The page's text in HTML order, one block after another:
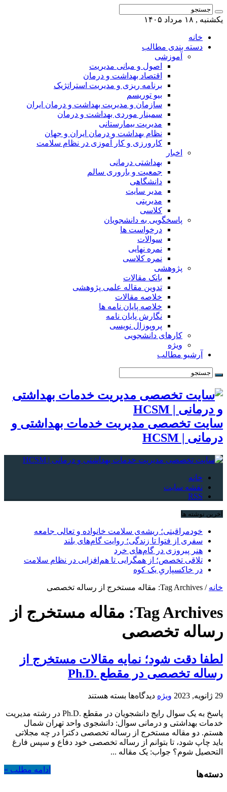
یکشنبه , ۱۸ مرداد ۱۴۰۵
خانه
دسته بندی مطالب
آموزشی
اصول و مبانی مدیریت
اقتصاد بهداشت و درمان
برنامه ریزی و مدیریت استراتژیک
بیو توریسم
سازمان و مدیریت بهداشت و درمان ایران
سمینار موردی بهداشت و درمان
مدیریت بیمارستانی
نظام بهداشت و درمان ایران و جهان
کارورزی و کار آموزی در نظام سلامت
اخبار
بهداشتی درمانی
جمعیت و باروری سالم
دانشگاهی
مدیر سایت
مدیریتی
کلاسی
پاسخگویی به دانشجویان
درخواست ها
سوالات
نمره نهایی
نمره کلاسی
پژوهشی
بانک مقالات
تدوین مقاله علمی پژوهشی
خلاصه مقالات
خلاصه پایان نامه ها
نگارش پایان نامه
پروپوزال نویسی
کارهای دانشجویی
ویژه
آرشیو مطالب
سایت تخصصی مدیریت خدمات بهداشتی و
درمانی | HCSM
خانه
نقشه سایت
RSS
آخرین نوشته ها
خودمراقبتی؛ ریشه‌ی سلامت خانواده و تعالی جامعه
سفری از فتوا تا زندگی؛ روایت گام‌های بلند
هنر پیروزی در گام‌های خرد
تلاقی تخصص؛ از همگرایی تا هم‌افزایی در نظام سلامت
در خاکسپاریِ یک کوه
خانه / Tag Archives: مقاله مستخرج از رساله تخصصی
Tag Archives: مقاله مستخرج از
رساله تخصصی
لطفا دقت شود؛ نمایه مقالات مستخرج از
رساله تخصصی در مقطع .Ph.D
29 ژانویه, 2023 ویژه دیدگاه‌ها برای
دقت
شود؛
نمایه
مقالات
مستخرج
بسته هستند
پاسخ به یک سوال رایج دانشجویان در مقطع .Ph.D در رشته مدیریت
خدمات بهداشتی و درمانی سوال: دانشجوی واحد تهران شمال
هستم. دو مقاله مستخرج از رساله تخصصی دکترا در چه مجلاتی
باید چاپ شود، تا بتوانم از رساله تخصصی خود دفاع و سپس فارغ
التحصیل شوم؟ جواب: یک مقاله ...
ادامه مطلب » دسته‌ها